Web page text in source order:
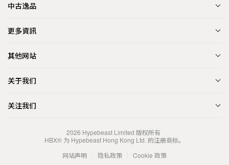
中古逸品
更多資訊
其他网站
关于我们
关注我们
2026 Hypebeast Limited 版权所有
HBX® 为 Hypebeast Hong Kong Ltd. 的注册商标。
网站声明
隐私政策 Cookie 政策